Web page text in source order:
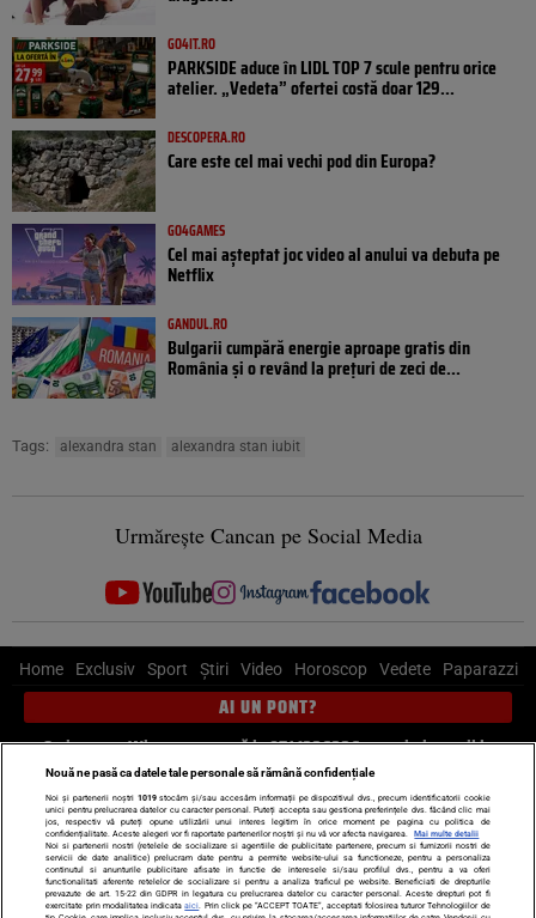
GO4IT.RO
PARKSIDE aduce în LIDL TOP 7 scule pentru orice
atelier. „Vedeta” ofertei costă doar 129...
DESCOPERA.RO
Care este cel mai vechi pod din Europa?
GO4GAMES
Cel mai așteptat joc video al anului va debuta pe
Netflix
GANDUL.RO
Bulgarii cumpără energie aproape gratis din
România și o revând la prețuri de zeci de...
Tags: alexandra stan alexandra stan iubit
Urmărește Cancan pe Social Media
Home Exclusiv Sport Știri Video Horoscop Vedete Paparazzi
AI UN PONT?
Scrie-ne pe Whatsapp, sună la 0741226226 sau trimite mail la
pont@cancan.ro
Știri interne Știri externe
Politică
Ultimele stiri
Diete Insula Iubirii Dictionar de vise
LIFE STYLE
Horoscop
Nouă ne pasă ca datele tale personale să rămână confidențiale
Noi și partenerii noștri 1019stocăm și/sau accesăm informații pe dispozitivul dvs., precum identificatorii cookie
unici pentru prelucrarea datelor cu caracter personal. Puteți accepta sau gestiona preferințele dvs. făcând clic mai
jos, respectiv vă puteți opune utilizării unui interes legitim în orice moment pe pagina cu politica de
confidențialitate. Aceste alegeri vor fi raportate partenerilor noștri și nu vă vor afecta navigarea.
Mai multe detalii
Noi si partenerii nostri (retelele de socializare si agentiile de publicitate partenere, precum si furnizorii nostri de
servicii de date analitice) prelucram date pentru a permite website-ului sa functioneze, pentru a personaliza
continutul si anunturile publicitare afisate in functie de interesele si/sau profilul dvs., pentru a va oferi
functionalitati aferente retelelor de socializare si pentru a analiza traficul pe website. Beneficiati de drepturile
prevazute de art. 15-22 din GDPR in legatura cu prelucrarea datelor cu caracter personal. Aceste drepturi pot fi
exercitate prin modalitatea indicataaici . Prin click pe “ACCEPT TOATE”, acceptati folosirea tuturor Tehnologiilor de